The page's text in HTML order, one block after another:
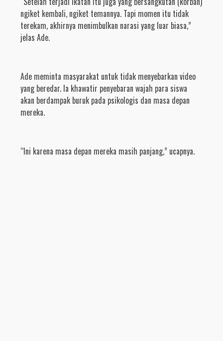
ngiket kembali, ngiket temannya. Tapi momen itu tidak
terekam, akhirnya menimbulkan narasi yang luar biasa,”
jelas Ade.
Ade meminta masyarakat untuk tidak menyebarkan video
yang beredar. Ia khawatir penyebaran wajah para siswa
akan berdampak buruk pada psikologis dan masa depan
mereka.
“Ini karena masa depan mereka masih panjang,” ucapnya.